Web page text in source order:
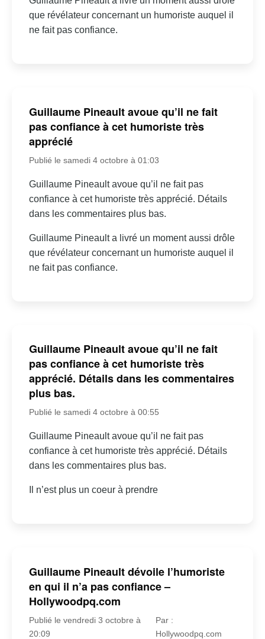
que révélateur concernant un humoriste auquel il
ne fait pas confiance.
Guillaume Pineault avoue qu’il ne fait
pas confiance à cet humoriste très
apprécié
Publié le samedi 4 octobre à 01:03
Guillaume Pineault avoue qu’il ne fait pas
confiance à cet humoriste très apprécié. Détails
dans les commentaires plus bas.
Guillaume Pineault a livré un moment aussi drôle
que révélateur concernant un humoriste auquel il
ne fait pas confiance.
Guillaume Pineault avoue qu’il ne fait
pas confiance à cet humoriste très
apprécié. Détails dans les commentaires
plus bas.
Publié le samedi 4 octobre à 00:55
Guillaume Pineault avoue qu’il ne fait pas
confiance à cet humoriste très apprécié. Détails
dans les commentaires plus bas.
Il n’est plus un coeur à prendre
Guillaume Pineault dévoile l’humoriste
en qui il n’a pas confiance –
Hollywoodpq.com
Publié le vendredi 3 octobre à
20:09
Par :
Hollywoodpq.com